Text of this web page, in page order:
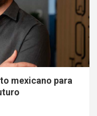
mexicano para